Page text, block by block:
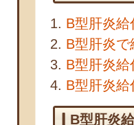
B型肝炎
B型肝炎
B型肝炎
B型肝炎
B型肝炎